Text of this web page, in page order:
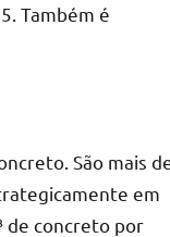
Também é
São mais
em
de concreto por